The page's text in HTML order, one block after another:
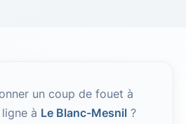
un coup de fouet à
à Le Blanc-Mesnil ?